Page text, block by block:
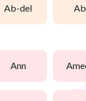
ab-del
ann